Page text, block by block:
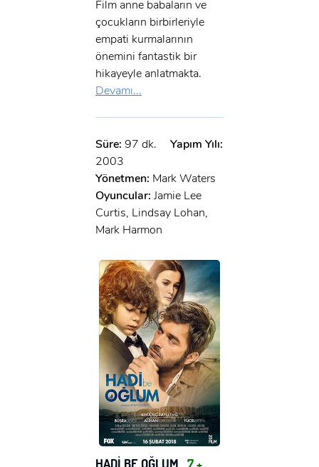
Film anne babaların ve
çocukların birbirleriyle
empati kurmalarının
önemini fantastik bir
hikayeyle anlatmakta.
Devamı...
Süre: 97 dk.
Yapım Yılı:
2003
Yönetmen: Mark Waters
Oyuncular: Jamie Lee
Curtis, Lindsay Lohan,
Mark Harmon
HADİ BE OĞLUM 7 +